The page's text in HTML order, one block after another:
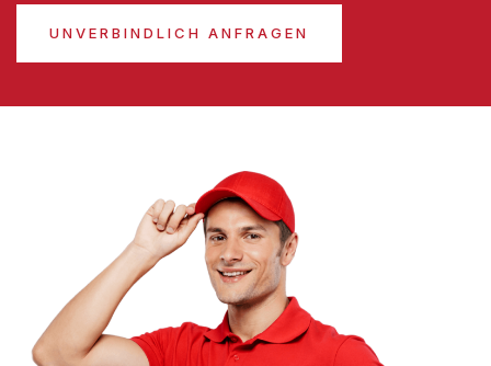
UNVERBINDLICH ANFRAGEN